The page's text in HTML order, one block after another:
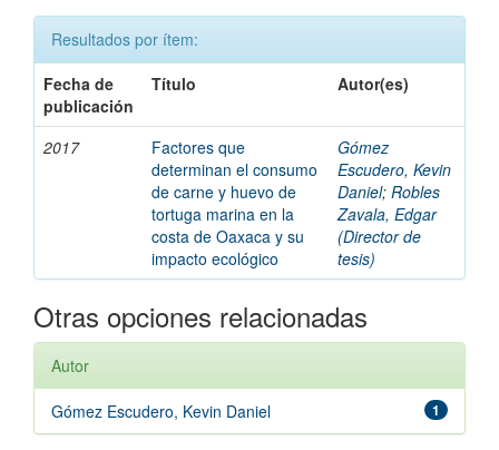
Resultados por ítem:
Fecha de
publicación
Título Autor(es)
2017
Factores que
determinan el consumo
de carne y huevo de
tortuga marina en la
costa de Oaxaca y su
impacto ecológico
Gómez
Escudero, Kevin
Daniel; Robles
Zavala, Edgar
(Director de
tesis)
Otras opciones relacionadas
Autor
1
Gómez Escudero, Kevin Daniel